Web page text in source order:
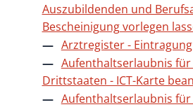
Auszubildenden und
Bescheinigung vorlegen
Arztregister -
Aufenthaltserlaubnis
Drittstaaten - ICT-Karte
Aufenthaltserlaubnis für